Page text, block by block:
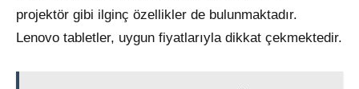
projektör gibi ilginç özellikler de bulunmaktadır.
Lenovo tabletler, uygun fiyatlarıyla dikkat çekmektedir.